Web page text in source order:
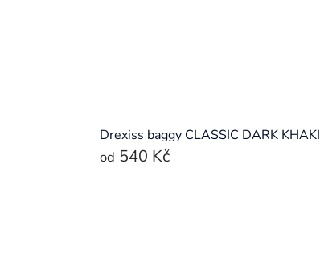
Drexiss baggy CLASSIC DARK KHAKI
od 540 Kč